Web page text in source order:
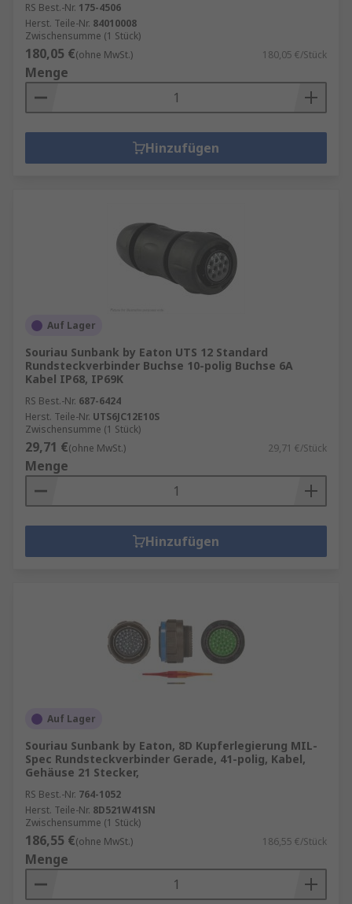
RS Best.-Nr. 175-4506
Herst. Teile-Nr. 84010008
Zwischensumme (1 Stück)
180,05 €(ohne MwSt.) 180,05 €/Stück
Menge
Hinzufügen
Auf Lager
Souriau Sunbank by Eaton UTS 12 Standard
Rundsteckverbinder Buchse 10-polig Buchse 6A
Kabel IP68, IP69K
RS Best.-Nr. 687-6424
Herst. Teile-Nr. UTS6JC12E10S
Zwischensumme (1 Stück)
29,71 €(ohne MwSt.) 29,71 €/Stück
Menge
Hinzufügen
Auf Lager
Souriau Sunbank by Eaton, 8D Kupferlegierung MIL-
Spec Rundsteckverbinder Gerade, 41-polig, Kabel,
Gehäuse 21 Stecker,
RS Best.-Nr. 764-1052
Herst. Teile-Nr. 8D521W41SN
Zwischensumme (1 Stück)
186,55 €(ohne MwSt.) 186,55 €/Stück
Menge